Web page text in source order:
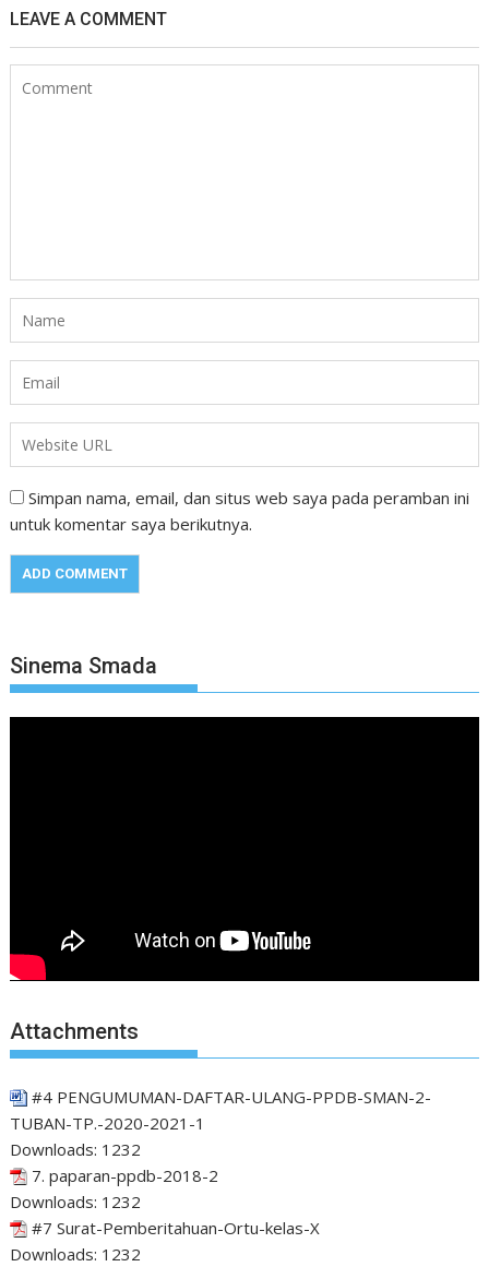
LEAVE A COMMENT
Simpan nama, email, dan situs web saya pada peramban ini
untuk komentar saya berikutnya.
Sinema Smada
Attachments
#4 PENGUMUMAN-DAFTAR-ULANG-PPDB-SMAN-2-
TUBAN-TP.-2020-2021-1
Downloads: 1232
7. paparan-ppdb-2018-2
Downloads: 1232
#7 Surat-Pemberitahuan-Ortu-kelas-X
Downloads: 1232